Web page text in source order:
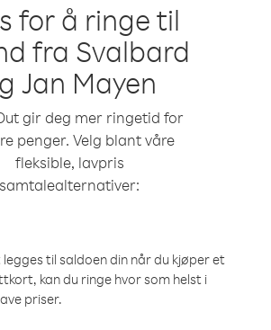
for å ringe til
fra Svalbard
Jan Mayen
gir deg mer ringetid for
penger. Velg blant våre
fleksible, lavpris
samtalealternativer:
til saldoen din når du kjøper et
kan du ringe hvor som helst i
priser.